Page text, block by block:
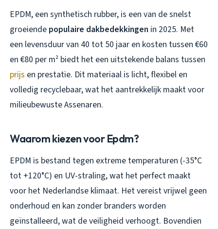
EPDM, een synthetisch rubber, is een van de snelst
groeiende populaire dakbedekkingen in 2025. Met
een levensduur van 40 tot 50 jaar en kosten tussen €60
en €80 per m² biedt het een uitstekende balans tussen
prijs en prestatie. Dit materiaal is licht, flexibel en
volledig recyclebaar, wat het aantrekkelijk maakt voor
milieubewuste Assenaren.
Waarom kiezen voor Epdm?
EPDM is bestand tegen extreme temperaturen (-35°C
tot +120°C) en UV-straling, wat het perfect maakt
voor het Nederlandse klimaat. Het vereist vrijwel geen
onderhoud en kan zonder branders worden
geïnstalleerd, wat de veiligheid verhoogt. Bovendien